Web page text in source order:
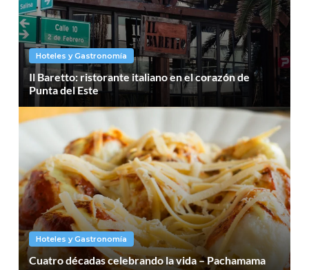
Hoteles y Gastronomía
Il Baretto: ristorante italiano en el corazón de
Punta del Este
Hoteles y Gastronomía
Cuatro décadas celebrando la vida – Pachamama